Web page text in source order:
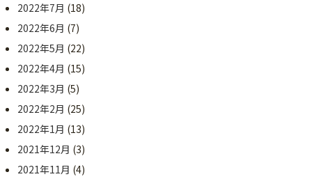
2022年7月 (18)
2022年6月 (7)
2022年5月 (22)
2022年4月 (15)
2022年3月 (5)
2022年2月 (25)
2022年1月 (13)
2021年12月 (3)
2021年11月 (4)